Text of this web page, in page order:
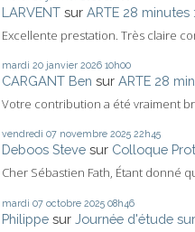
LARVENT sur ARTE 28 minutes
Excellente prestation. Très claire
mardi 20 janvier 2026 10h00
CARGANT Ben sur ARTE 28
Votre contribution a été vraiment
vendredi 07 novembre 2025 22h45
Deboos Steve sur Colloque
Cher Sébastien Fath, Étant donné
mardi 07 octobre 2025 08h46
Philippe sur Journée d'étude